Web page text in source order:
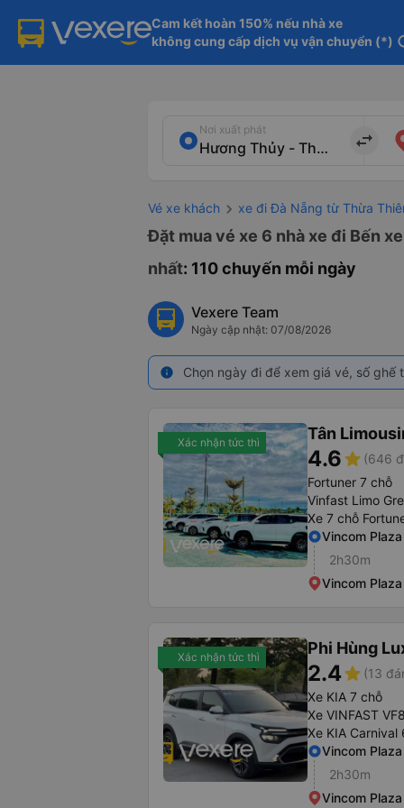
Cam kết hoàn 150% nếu nhà xe
không cung cấp dịch vụ vận chuyển (*)
Nơi xuất phát
import_export
Vé xe khách xe đi Đà Nẵng từ Thừa
Đặt mua vé xe 6 nhà xe đi Bến
nhất: 110 chuyến mỗi ngày
Vexere Team
Ngày cập nhật: 07/08/2026
info Chọn ngày đi để xem giá vé, số
Xác nhận tức thì Tân
4.6star (646
Fortuner 7 chỗ
Vinfast Limo
Xe 7 chỗ
Vincom
2h30m
Vincom
Xác nhận tức thì Phi Hùng
2.4star (13
Xe KIA 7 chỗ
Xe VINFAST VF8
Xe KIA Carnival
Vincom
2h30m
Vincom